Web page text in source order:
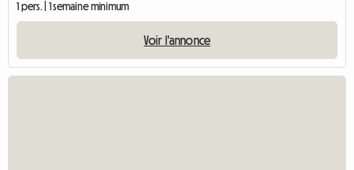
1 pers. | 1 semaine minimum
Voir l'annonce